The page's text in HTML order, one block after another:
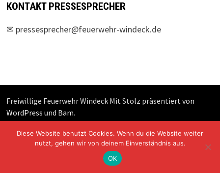
KONTAKT PRESSESPRECHER
✉ pressesprecher@feuerwehr-windeck.de
Freiwillige Feuerwehr Windeck Mit Stolz präsentiert von
WordPress und Bam.
Diese Website benutzt Cookies. Wenn du die Website weiter
nutzt, gehen wir von deinem Einverständnis aus.
OK